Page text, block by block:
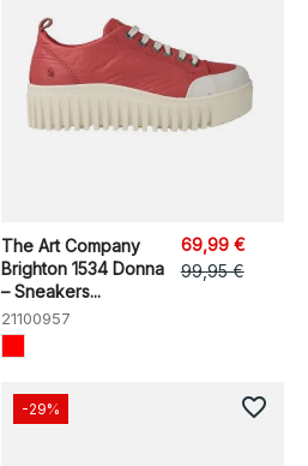
The Art Company
Brighton 1534 Donna
– Sneakers...
21100957
69,99 €
99,95 €
-29% favorite_border